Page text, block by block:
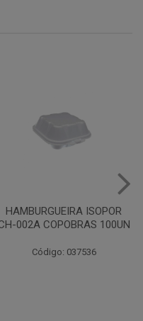
CAIXA PARDA PIZZA N30
OITAVADA BALUARTE C/10
Código: 001124